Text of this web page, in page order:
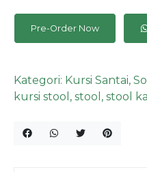
Pre-Order Now
Kategori: Kursi Santai,
kursi stool , stool , stool